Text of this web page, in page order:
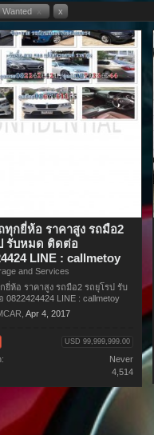
Wanted x x
ทุกยี่ห้อ ราคาสูง รถมือ2
รับหมด ติดต่อ
LINE : callmetoy
and Services
ยี่ห้อ ราคาสูง รถมือ2 รถยุโรป รับ
0822424424 LINE : callmetoy
,Apr 4, 2017
USD 99,999,999.00
Never
4,514